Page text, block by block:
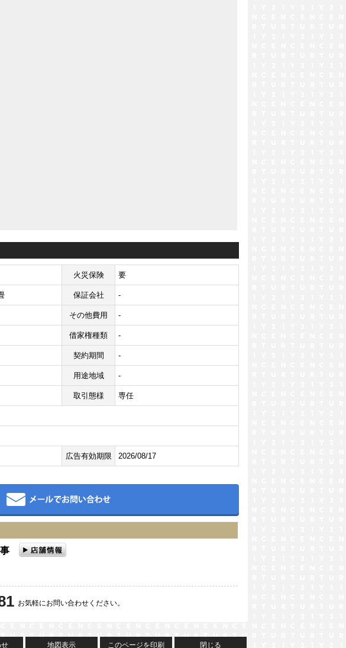
火災保険 要
保証会社 -
その他費用 -
借家権種類 -
契約期間 -
用途地域 -
取引態様 専任
広告有効期限 2026/08/17
事
お気軽にお問い合わせください。
地図表示 このページを印刷 閉じる